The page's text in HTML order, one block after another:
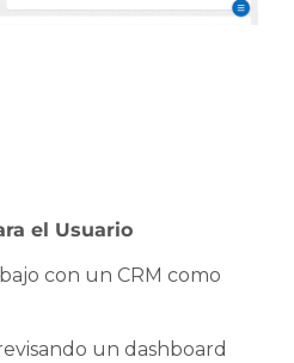
el Usuario
con un CRM como
un dashboard